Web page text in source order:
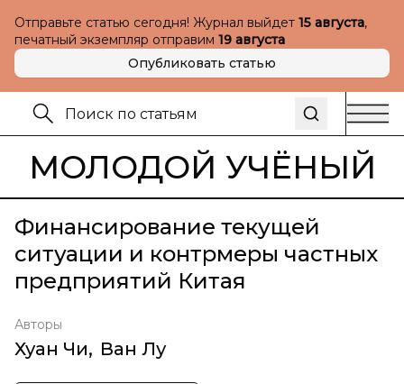
Отправьте статью сегодня! Журнал выйдет 15 августа,
печатный экземпляр отправим 19 августа
Опубликовать статью
МОЛОДОЙ УЧЁНЫЙ
Финансирование текущей
ситуации и контрмеры частных
предприятий Китая
Авторы
Хуан Чи, Ван Лу